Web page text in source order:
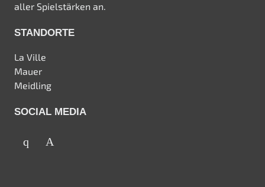
aller Spielstärken an.
STANDORTE
La Ville
Mauer
Meidling
SOCIAL MEDIA